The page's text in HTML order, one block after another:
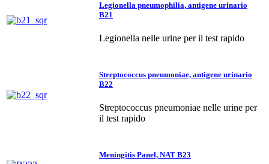
Legionella pneumophilia, antigene urinario
B21
Legionella nelle urine per il test rapido
Streptococcus pneumoniae, antigene urinario
B22
Streptococcus pneumoniae nelle urine per
il test rapido
Meningitis Panel, NAT B23